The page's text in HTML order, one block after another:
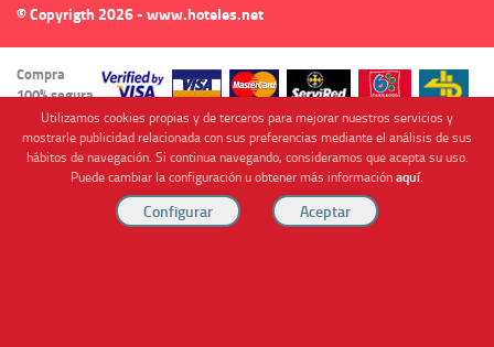
© Copyrigth 2026 - www.hoteles.net
Compra
100% segura
Cofinanciado por
Utilizamos cookies propias y de terceros para mejorar nuestros servicios y
mostrarle publicidad relacionada con sus preferencias mediante el análisis de sus
hábitos de navegación. Si continua navegando, consideramos que acepta su uso.
Puede cambiar la configuración u obtener más informaciónaquí.